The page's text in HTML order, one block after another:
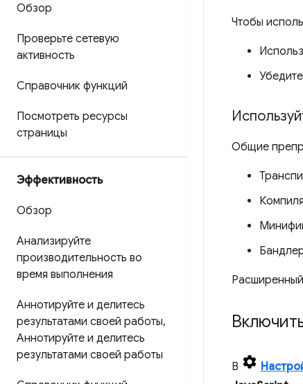
Обзор
Проверьте сетевую
активность
Справочник функций
Посмотреть ресурсы
страницы
Эффективность
Обзор
Анализируйте
производительность во
время выполнения
Аннотируйте и делитесь
результатами своей работы,
Аннотируйте и делитесь
результатами своей работы
Чтобы
Общие
В